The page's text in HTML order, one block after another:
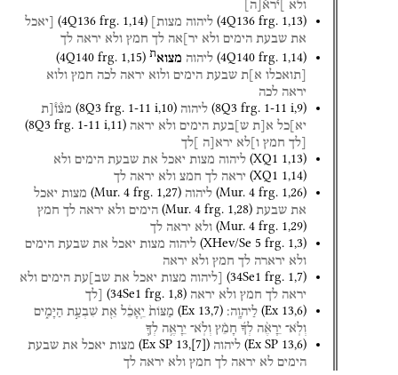
ולא
]י֯רא֯ ה
(4Q136 frg. 1,13) ליהוה מצות] (4Q136 frg. 1,14)
[יאכל
את שבעת הימים ולא יר]אה לך חמץ ולא יראה לך
(4Q140 frg. 1,14) ליהוה מצואת (4Q140 frg. 1,15)
[תואכלו א]ת שבעת הימים ולוא יראה לכה חמץ ולוא
יראה לכה
(8Q3 frg. 1-11 i,9) ליהוה (8Q3 frg. 1-11 i,10)
מצ֯ו֯[ת
יא]כל א[ת ש]בעת הימים ולא יראה (8Q3 frg. 1-11 i,11)
[לך חמץ ו]לא ירא[ה ]לך
(XQ1 1,13) ליהוה מצות יאכל את שבעת הימים ולא
(XQ1 1,14) יראה לך חמצ ולא יראה לך
(Mur. 4 frg. 1,26) ליהוה (Mur. 4 frg. 1,27) מצות יאכל
את שבעת (Mur. 4 frg. 1,28) הימים ולא יראה לך חמץ
(Mur. 4 frg. 1,29) ולא יראה לך
(XHev/Se 5 frg. 1,3) ליהוה מצות יאכל את שבעת הימים
ולא ירארה לך חמץ ולא יראה
(34Se1 frg. 1,7) [ליהוה מצות יאכל את שב]עת הימים ולא
יראה לך חמץ ולא יראה (34Se1 frg. 1,8) [לך
(Ex 13,6) לַיהוָֽה׃ (Ex 13,7) מַצּוֹת֙ יֵֽאָכֵ֔ל אֵ֖ת שִׁבְעַ֣ת הַיָּמִ֑ים
וְלֹֽא־ יֵרָאֶ֨ה לְךָ֜ חָמֵ֗ץ וְלֹֽא־ יֵרָאֶ֥ה לְךָ֛
(Ex SP 13,6) ליהוה (Ex SP 13,[7]) מצות יאכל את שבעת
הימים לא יראה לך חמץ ולא יראה לך